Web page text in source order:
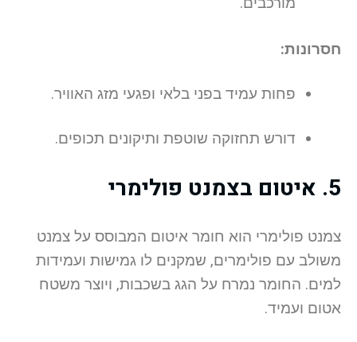
חסרונות:
פחות עמיד בפני בלאי ופגעי מזג האוויר.
דורש תחזוקה שוטפת ותיקונים תכופים.
5. איטום בצמנט פולימרי
צמנט פולימרי הוא חומר איטום המבוסס על צמנט
משולב עם פולימרים, שמקנים לו גמישות ועמידות
למים. החומר נמרח על הגג בשכבות, ויוצר משטח
אטום ועמיד.